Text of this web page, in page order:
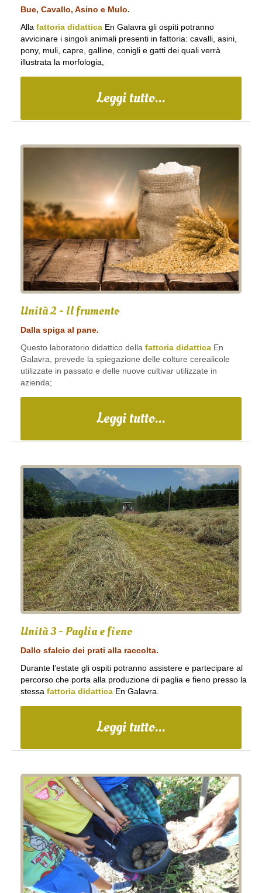
Bue, Cavallo, Asino e Mulo.
Alla fattoria didattica En Galavra gli ospiti potranno
avvicinare i singoli animali presenti in fattoria: cavalli, asini,
pony, muli, capre, galline, conigli e gatti dei quali verrà
illustrata la morfologia,
Leggi tutto...
Unità 2 - Il frumento
Dalla spiga al pane.
Questo laboratorio didattico della fattoria didattica En
Galavra, prevede la spiegazione delle colture cerealicole
utilizzate in passato e delle nuove cultivar utilizzate in
azienda;
Leggi tutto...
Unità 3 - Paglia e fieno
Dallo sfalcio dei prati alla raccolta.
Durante l’estate gli ospiti potranno assistere e partecipare al
percorso che porta alla produzione di paglia e fieno presso la
stessa fattoria didattica En Galavra.
Leggi tutto...